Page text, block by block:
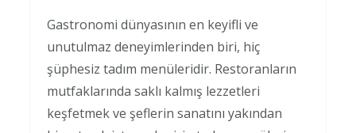
Gastronomi dünyasının en keyifli ve
unutulmaz deneyimlerinden biri, hiç
şüphesiz tadım menüleridir. Restoranların
mutfaklarında saklı kalmış lezzetleri
keşfetmek ve şeflerin sanatını yakından